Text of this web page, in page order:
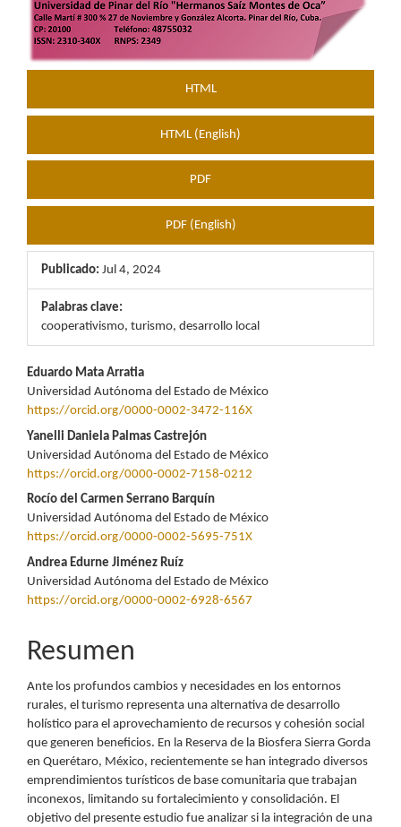
HTML
HTML (English)
PDF
PDF (English)
Publicado: Jul 4, 2024
Palabras clave:
cooperativismo, turismo, desarrollo local
Contenido
principal
del
artículo
Eduardo Mata Arratia
Universidad Autónoma del Estado de México
https://orcid.org/0000-0002-3472-116X
Yanelli Daniela Palmas Castrejón
Universidad Autónoma del Estado de México
https://orcid.org/0000-0002-7158-0212
Rocío del Carmen Serrano Barquín
Universidad Autónoma del Estado de México
https://orcid.org/0000-0002-5695-751X
Andrea Edurne Jiménez Ruíz
Universidad Autónoma del Estado de México
https://orcid.org/0000-0002-6928-6567
Resumen
Ante los profundos cambios y necesidades en los entornos
rurales, el turismo representa una alternativa de desarrollo
holístico para el aprovechamiento de recursos y cohesión social
que generen beneficios. En la Reserva de la Biosfera Sierra Gorda
en Querétaro, México, recientemente se han integrado diversos
emprendimientos turísticos de base comunitaria que trabajan
inconexos, limitando su fortalecimiento y consolidación. El
objetivo del presente estudio fue analizar si la integración de una